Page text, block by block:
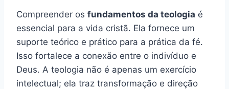
Compreender os fundamentos da teologia é
essencial para a vida cristã. Ela fornece um
suporte teórico e prático para a prática da fé.
Isso fortalece a conexão entre o indivíduo e
Deus. A teologia não é apenas um exercício
intelectual; ela traz transformação e direção